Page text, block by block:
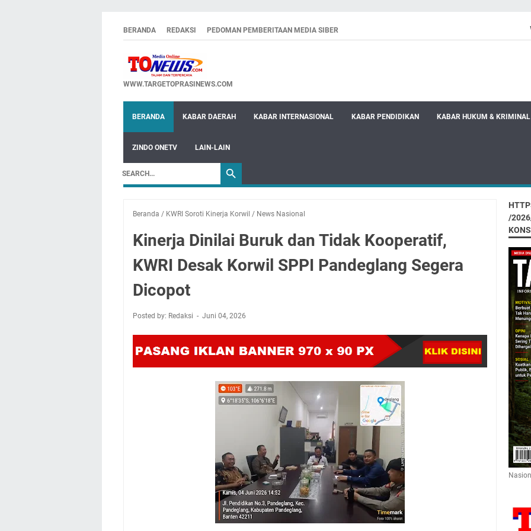
BERANDA REDAKSI PEDOMAN PEMBERITAAN MEDIA SIBER
WWW.TARGETOPRASINEWS.COM
BERANDA KABAR DAERAH KABAR INTERNASIONAL KABAR PENDIDIKAN KABAR HUKUM & KRIMINAL
ZINDO ONETV LAIN-LAIN
Beranda / KWRI Soroti Kinerja Korwil / News Nasional
Kinerja Dinilai Buruk dan Tidak Kooperatif,
KWRI Desak Korwil SPPI Pandeglang Segera
Dicopot
Posted by: Redaksi Juni 04, 2026
/